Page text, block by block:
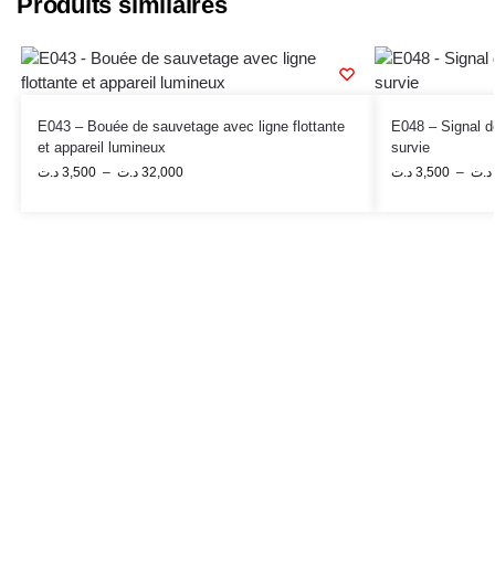
E043 – Bouée de sauvetage avec ligne flottante
et appareil lumineux
3,500 د.ت – 32,000 د.ت
E048 – Signal
survie
3,500 د.ت – د.ت